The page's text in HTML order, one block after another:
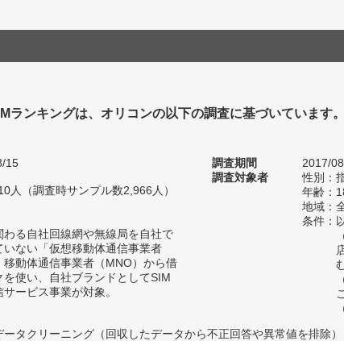
ランキングは、オリコンの以下の調査に基づいています。
15
人（調査時サンプル数2,966人）
る自社回線網や無線局を自社で
いない「仮想移動体通信事業者
移動体通信事業者（MNO）から借
を使い、自社ブランドとしてSIM
ービス事業が対象。
調査期間
2017/
調査対象者
性別：
年齢：
地域：
条件：
タクリーニング（回収したデータから不正回答や異常値を排除）